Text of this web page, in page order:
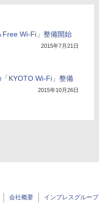
Free Wi-Fi」整備開始
2015年7月21日
KYOTO Wi-Fi」整備
2015年10月26日
会社概要 インプレスグループ